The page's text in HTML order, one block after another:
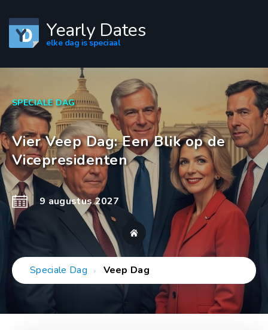
Yearly Dates
elke dag is speciaal
SPECIALE DAG
Vier Veep Dag: Een Blik op de
Vicepresidenten
9 augustus 2027
Speciale Dag Veep Dag